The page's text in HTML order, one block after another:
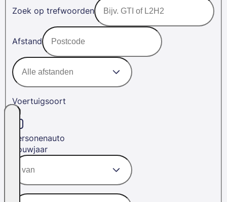
Zoek op trefwoorden
Afstand
Voertuigsoort
Personenauto
Bouwjaar